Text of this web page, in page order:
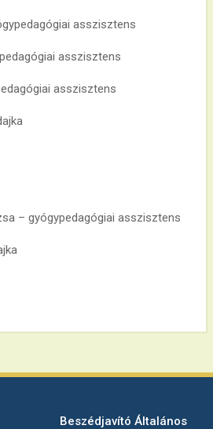
asszisztens
asszisztens
asszisztens
– gyógypedagógiai asszisztens
Beszédjavító Általános